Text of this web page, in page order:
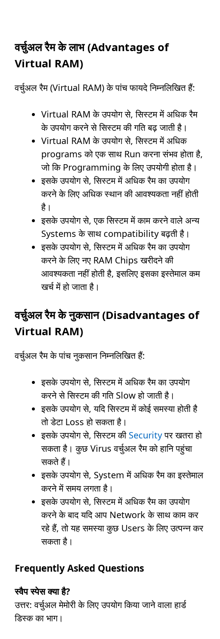
वर्चुअल रैम के लाभ (Advantages of
Virtual RAM)
वर्चुअल रैम (Virtual RAM) के पांच फायदे निम्नलिखित हैं:
Virtual RAM के उपयोग से, सिस्टम में अधिक रैम
के उपयोग करने से सिस्टम की गति बढ़ जाती है।
Virtual RAM के उपयोग से, सिस्टम में अधिक
programs को एक साथ Run करना संभव होता है,
जो कि Programming के लिए उपयोगी होता है।
इसके उपयोग से, सिस्टम में अधिक रैम का उपयोग
करने के लिए अधिक स्थान की आवश्यकता नहीं होती
है।
इसके उपयोग से, एक सिस्टम में काम करने वाले अन्य
Systems के साथ compatibility बढ़ती है।
इसके उपयोग से, सिस्टम में अधिक रैम का उपयोग
करने के लिए नए RAM Chips खरीदने की
आवश्यकता नहीं होती है, इसलिए इसका इस्तेमाल कम
खर्च में हो जाता है।
वर्चुअल रैम के नुकसान (Disadvantages of
Virtual RAM)
वर्चुअल रैम के पांच नुकसान निम्नलिखित हैं:
इसके उपयोग से, सिस्टम में अधिक रैम का उपयोग
करने से सिस्टम की गति Slow हो जाती है।
इसके उपयोग से, यदि सिस्टम में कोई समस्या होती है
तो डेटा Loss हो सकता है।
इसके उपयोग से, सिस्टम की Securityपर खतरा हो
सकता है। कुछ Virus वर्चुअल रैम को हानि पहुंचा
सकते हैं।
इसके उपयोग से, System में अधिक रैम का इस्तेमाल
करने में समय लगता है।
इसके उपयोग से, सिस्टम में अधिक रैम का उपयोग
करने के बाद यदि आप Network के साथ काम कर
रहे हैं, तो यह समस्या कुछ Users के लिए उत्पन्न कर
सकता है।
Frequently Asked Questions
स्वैप स्पेस क्या है?
उत्तर: वर्चुअल मेमोरी के लिए उपयोग किया जाने वाला हार्ड
डिस्क का भाग।